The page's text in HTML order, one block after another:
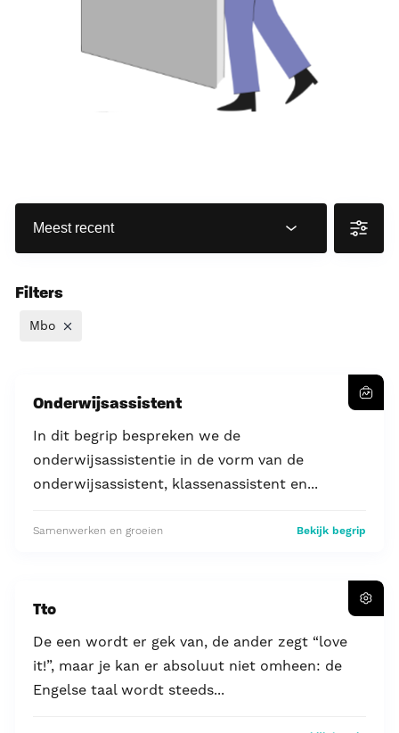
Filters
Mbo
Onderwijsassistent
In dit begrip bespreken we de
onderwijsassistentie in de vorm van de
onderwijsassistent, klassenassistent en...
Samenwerken en groeien Bekijk begrip
Tto
De een wordt er gek van, de ander zegt “love
it!”, maar je kan er absoluut niet omheen: de
Engelse taal wordt steeds...